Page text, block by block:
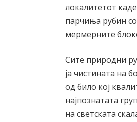
локалитетот
парчиња рубин
мермерните
Сите природни
ја чистината на
од било кој
најпознатата
на светската